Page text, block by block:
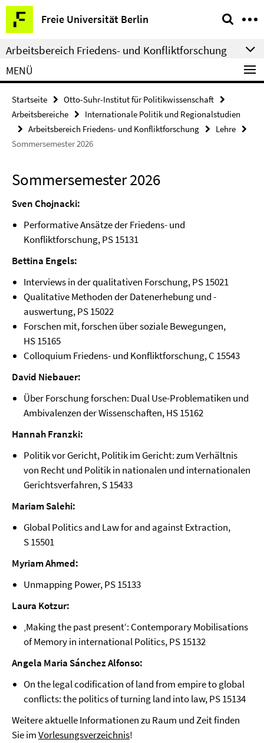
Springe
direkt
zu
Inhalt
Freie Universität Berlin
Service-
Navigation
Arbeitsbereich Friedens- und Konfliktforschung
MENÜ
Startseite
Otto-Suhr-Institut für Politikwissenschaft
Arbeitsbereiche
Internationale Politik und Regionalstudien
Arbeitsbereich Friedens- und Konfliktforschung
Lehre
Sommersemester 2026
Sommersemester 2026
Sven Chojnacki:
Performative Ansätze der Friedens- und
Konfliktforschung, PS 15131
Bettina Engels:
Interviews in der qualitativen Forschung, PS 15021
Qualitative Methoden der Datenerhebung und -
auswertung, PS 15022
Forschen mit, forschen über soziale Bewegungen,
HS 15165
Colloquium Friedens- und Konfliktforschung, C 15543
David Niebauer:
Über Forschung forschen: Dual Use-Problematiken und
Ambivalenzen der Wissenschaften, HS 15162
Hannah Franzki:
Politik vor Gericht, Politik im Gericht: zum Verhältnis
von Recht und Politik in nationalen und internationalen
Gerichtsverfahren, S 15433
Mariam Salehi:
Global Politics and Law for and against Extraction,
S 15501
Myriam Ahmed:
Unmapping Power, PS 15133
Laura Kotzur:
‚Making the past present‘: Contemporary Mobilisations
of Memory in international Politics, PS 15132
Angela Maria Sánchez Alfonso:
On the legal codification of land from empire to global
conflicts: the politics of turning land into law, PS 15134
Weitere aktuelle Informationen zu Raum und Zeit finden
Sie imVorlesungsverzeichnis!